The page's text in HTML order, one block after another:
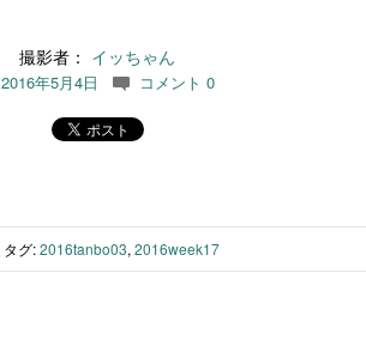
撮影者： イッちゃん
2016年5月4日 c コメント 0
タグ:2016tanbo03, 2016week17